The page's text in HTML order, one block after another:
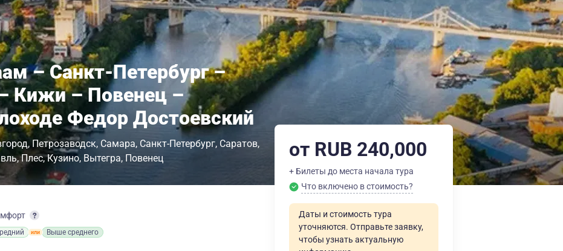
– Санкт-Петербург –
Кижи – Повенец –
Федор Достоевский
Петрозаводск Самара Санкт-Петербург Саратов
Плес Кузино Вытегра Повенец
Выше среднего
от RUB 240,000
+ Билеты до места начала тура
Что включено в стоимость?
Даты и стоимость тура
уточняются. Отправьте заявку,
чтобы узнать актуальную